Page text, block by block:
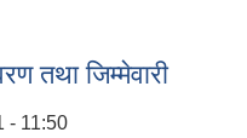
तथा जिम्मेवारी
- 11:50